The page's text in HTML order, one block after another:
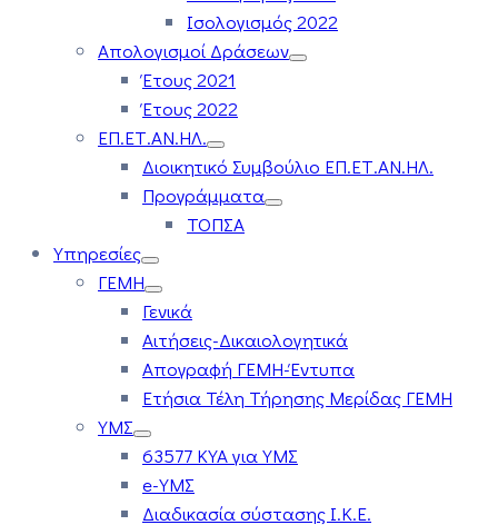
Ισολογισμός 2022
Απολογισμοί Δράσεων
Έτους 2021
Έτους 2022
ΕΠ.ΕΤ.ΑΝ.ΗΛ.
Διοικητικό Συμβούλιο ΕΠ.ΕΤ.ΑΝ.ΗΛ.
Προγράμματα
ΤΟΠΣΑ
Υπηρεσίες
ΓΕΜΗ
Γενικά
Αιτήσεις-Δικαιολογητικά
Απογραφή ΓΕΜΗ-Έντυπα
Ετήσια Τέλη Τήρησης Μερίδας ΓΕΜΗ
ΥΜΣ
63577 ΚΥΑ για ΥΜΣ
e-ΥΜΣ
Διαδικασία σύστασης Ι.Κ.Ε.